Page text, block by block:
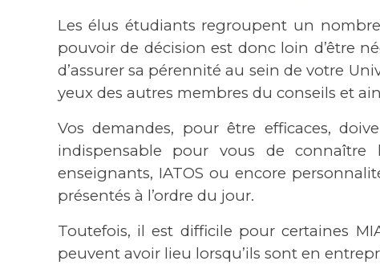
Les élus étudiants regroupent un
pouvoir de décision est donc loin d’être
d’assurer sa pérennité au sein de votre
yeux des autres membres du conseils et
Vos demandes, pour être efficaces,
indispensable pour vous de connaître
enseignants, IATOS ou encore
présentés à l’ordre du jour.
Toutefois, il est difficile pour certaines
peuvent avoir lieu lorsqu’ils sont en